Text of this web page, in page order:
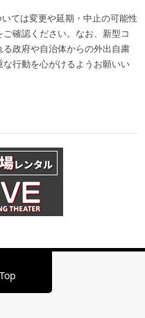
ては変更や延期・中止の可能性
確認ください。なお、新型コ
政府や自治体からの外出自粛
行動を心がけるようお願いい